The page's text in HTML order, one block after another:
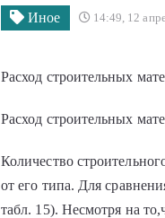
Иное 14:49, 12
Расход строительных
Расход строительных
Количество
от его типа. Для
табл. 15). Несмотря на